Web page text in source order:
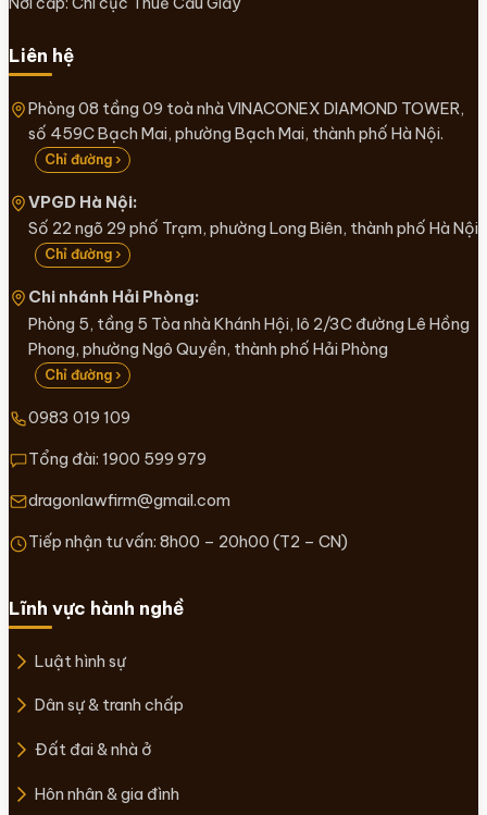
Liên hệ
Phòng 08 tầng 09 toà nhà VINACONEX DIAMOND TOWER,
số 459C Bạch Mai, phường Bạch Mai, thành phố Hà Nội.
Chỉ đường ›
VPGD Hà Nội:
Số 22 ngõ 29 phố Trạm, phường Long Biên, thành phố Hà Nội
Chỉ đường ›
Chi nhánh Hải Phòng:
Phòng 5, tầng 5 Tòa nhà Khánh Hội, lô 2/3C đường Lê Hồng
Phong, phường Ngô Quyền, thành phố Hải Phòng
Chỉ đường ›
0983 019 109
Tổng đài: 1900 599 979
dragonlawfirm@gmail.com
Tiếp nhận tư vấn: 8h00 – 20h00 (T2 – CN)
Lĩnh vực hành nghề
Luật hình sự
Dân sự & tranh chấp
Đất đai & nhà ở
Hôn nhân & gia đình